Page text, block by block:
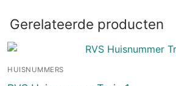
Gerelateerde producten
HUISNUMMERS